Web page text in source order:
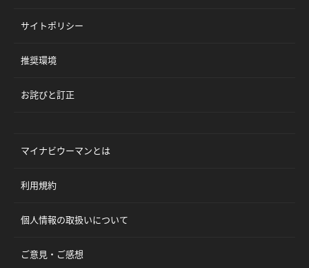
サイトポリシー
推奨環境
お詫びと訂正
マイナビウーマンとは
利用規約
個人情報の取扱いについて
ご意見・ご感想